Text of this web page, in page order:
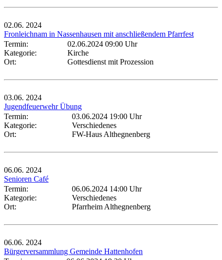
02.06. 2024
Fronleichnam in Nassenhausen mit anschließendem Pfarrfest
Termin:
02.06.2024 09:00 Uhr
Kategorie:
Kirche
Ort:
Gottesdienst mit Prozession
03.06. 2024
Jugendfeuerwehr Übung
Termin:
03.06.2024 19:00 Uhr
Kategorie:
Verschiedenes
Ort:
FW-Haus Althegnenberg
06.06. 2024
Senioren Café
Termin:
06.06.2024 14:00 Uhr
Kategorie:
Verschiedenes
Ort:
Pfarrheim Althegnenberg
06.06. 2024
Bürgerversammlung Gemeinde Hattenhofen